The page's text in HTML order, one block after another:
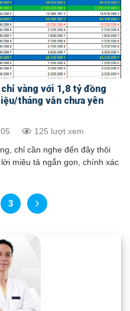
vàng với 1,8 tỷ đồng
tháng vẫn chưa yên
125 lượt xem
chỉ cần nghe đến đây thôi
miêu tả ngắn gọn, chính xác
3